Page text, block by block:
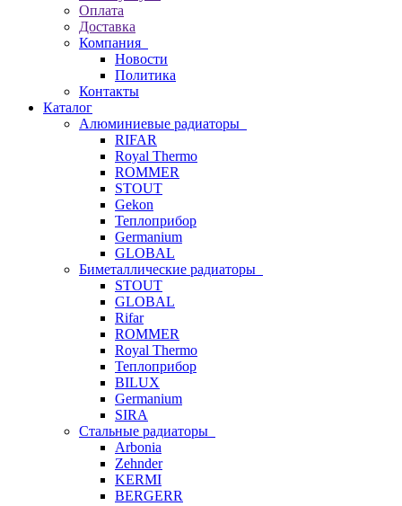
Оплата
Доставка
Компания
Новости
Политика
Контакты
Каталог
Алюминиевые радиаторы
RIFAR
Royal Thermo
ROMMER
STOUT
Gekon
Теплоприбор
Germanium
GLOBAL
Биметаллические радиаторы
STOUT
GLOBAL
Rifar
ROMMER
Royal Thermo
Теплоприбор
BILUX
Germanium
SIRA
Стальные радиаторы
Arbonia
Zehnder
KERMI
BERGERR